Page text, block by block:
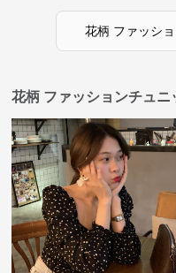
花柄 ファッシ
花柄 ファッションチュ